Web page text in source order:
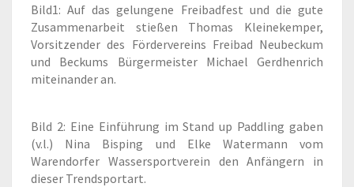
Bild1: Auf das gelungene Freibadfest und die gute
Zusammenarbeit stießen Thomas Kleinekemper,
Vorsitzender des Fördervereins Freibad Neubeckum
und Beckums Bürgermeister Michael Gerdhenrich
miteinander an.
Bild 2: Eine Einführung im Stand up Paddling gaben
(v.l.) Nina Bisping und Elke Watermann vom
Warendorfer Wassersportverein den Anfängern in
dieser Trendsportart.